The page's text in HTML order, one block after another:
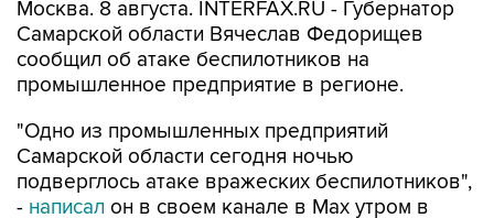
сообщил об атаке беспилотников на
промышленное предприятие в регионе.
"Одно из промышленных предприятий
подверглось атаке вражеских беспилотников",
-написалон в своем канале в Max утром в
субботу.